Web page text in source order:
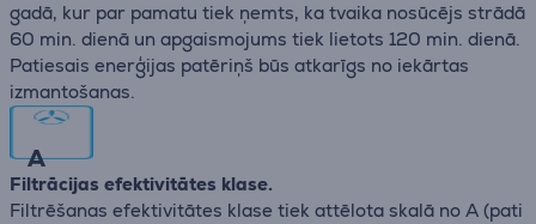
gadā, kur par pamatu tiek ņemts, ka tvaika nosūcējs strādā
60 min. dienā un apgaismojums tiek lietots 120 min. dienā.
Patiesais enerģijas patēriņš būs atkarīgs no iekārtas
izmantošanas.
A
Filtrācijas efektivitātes klase.
Filtrēšanas efektivitātes klase tiek attēlota skalā no А (pati